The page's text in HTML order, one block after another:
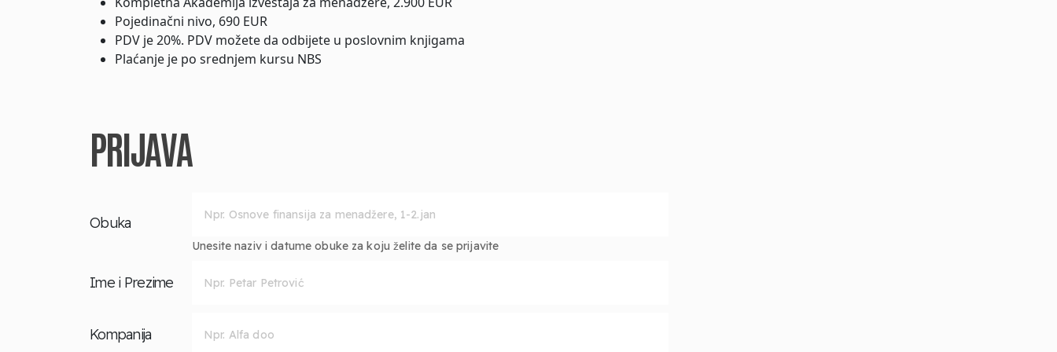
Pojedinačni nivo, 690 EUR
PDV je 20%. PDV možete da odbijete u poslovnim knjigama
Plaćanje je po srednjem kursu NBS
PRIJAVA
Obuka
Unesite naziv i datume obuke za koju želite da se prijavite
Ime i Prezime
Kompanija